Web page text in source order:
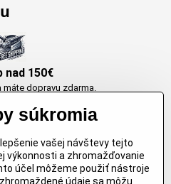
nad 150€
máte dopravu zdarma.
Arbortech
účel. Záruka kvality v každom
súkromia
vašej návštevy tejto
výkonnosti a zhromažďovanie
účel môžeme použiť nástroje
údaje sa môžu